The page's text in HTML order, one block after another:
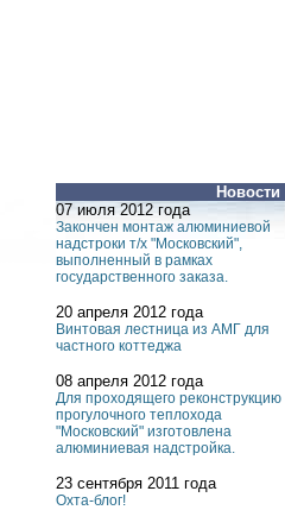
Новости
07 июля 2012 года
Закончен монтаж алюминиевой
надстроки т/х "Московский",
выполненный в рамках
государственного заказа.
20 апреля 2012 года
Винтовая лестница из АМГ для
частного коттеджа
08 апреля 2012 года
Для проходящего реконструкцию
прогулочного теплохода
"Московский" изготовлена
алюминиевая надстройка.
23 сентября 2011 года
Охта-блог!